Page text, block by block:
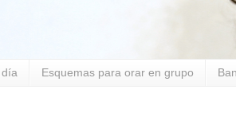
día Esquemas para orar en grupo